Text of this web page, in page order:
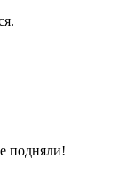
подняли!